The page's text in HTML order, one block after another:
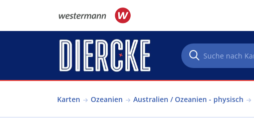
Karten Ozeanien Australien / Ozeanien - physisch